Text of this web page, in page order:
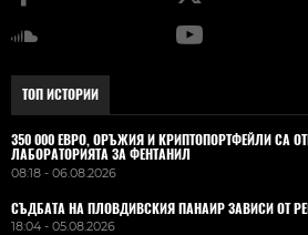
ТОП ИСТОРИИ
350 000 ЕВРО, ОРЪЖИЯ И КРИПТОПОРТФЕЙЛИ СА
ЛАБОРАТОРИЯТА ЗА ФЕНТАНИЛ
08:18 - 06.08.2026
СЪДБАТА НА ПЛОВДИВСКИЯ ПАНАИР ЗАВИСИ ОТ
18:04 - 05.08.2026